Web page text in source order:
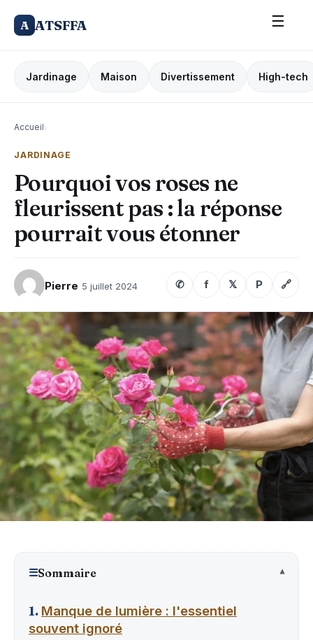
A ATSFFA ☰
Jardinage Maison Divertissement High-tech
Accueil›
JARDINAGE
Pourquoi vos roses ne
fleurissent pas : la réponse
pourrait vous étonner
Pierre 5 juillet 2024 ✆ f 𝕏 P 🔗
☰Sommaire
Manque de lumière : l'essentiel
souvent ignoré